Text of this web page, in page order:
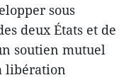
sous
deux États et de
soutien mutuel
libération